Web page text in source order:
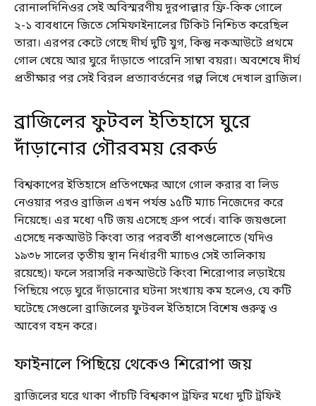
রোনালদিনিওর সেই অবিস্মরণীয় দূরপাল্লার ফ্রি-কিক গোলে
২-১ ব্যবধানে জিতে সেমিফাইনালের টিকিট নিশ্চিত করেছিল
তারা। এরপর কেটে গেছে দীর্ঘ দুটি যুগ, কিন্তু নকআউটে প্রথমে
গোল খেয়ে আর ঘুরে দাঁড়াতে পারেনি সাম্বা বয়রা। অবশেষে দীর্ঘ
প্রতীক্ষার পর সেই বিরল প্রত্যাবর্তনের গল্প লিখে দেখাল ব্রাজিল।
ব্রাজিলের ফুটবল ইতিহাসে ঘুরে
দাঁড়ানোর গৌরবময় রেকর্ড
বিশ্বকাপের ইতিহাসে প্রতিপক্ষের আগে গোল করার বা লিড
নেওয়ার পরও ব্রাজিল এখন পর্যন্ত ১৫টি ম্যাচ নিজেদের করে
নিয়েছে। এর মধ্যে ৭টি জয় এসেছে গ্রুপ পর্বে। বাকি জয়গুলো
এসেছে নকআউট কিংবা তার পরবর্তী ধাপগুলোতে (যদিও
১৯৩৮ সালের তৃতীয় স্থান নির্ধারণী ম্যাচও সেই তালিকায়
রয়েছে)। ফলে সরাসরি নকআউটে কিংবা শিরোপার লড়াইয়ে
পিছিয়ে পড়ে ঘুরে দাঁড়ানোর ঘটনা সংখ্যায় কম হলেও, যে কটি
ঘটেছে সেগুলো ব্রাজিলের ফুটবল ইতিহাসে বিশেষ গুরুত্ব ও
আবেগ বহন করে।
ফাইনালে পিছিয়ে থেকেও শিরোপা জয়
ব্রাজিলের ঘরে থাকা পাঁচটি বিশ্বকাপ ট্রফির মধ্যে দুটি ট্রফিই